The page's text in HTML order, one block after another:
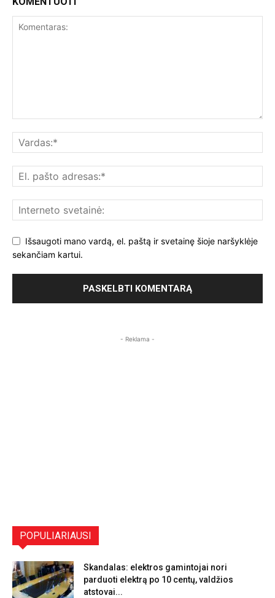
Išsaugoti mano vardą, el. paštą ir svetainę šioje naršyklėje
sekančiam kartui.
- Reklama -
POPULIARIAUSI
Skandalas: elektros gamintojai nori
parduoti elektrą po 10 centų, valdžios
atstovai...